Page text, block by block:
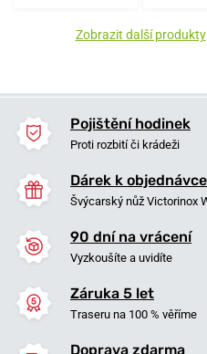
Zobrazit další produkty
Pojištění hodinek
Proti rozbití či krádeži
Dárek k objednávce
Švýcarský nůž Victorinox
90 dní na vrácení
Vyzkoušíte a uvidíte
Záruka 5 let
Traseru na 100 % věříme
Doprava zdarma